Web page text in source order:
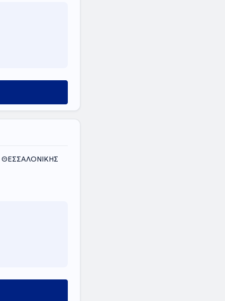
ΘΕΣΣΑΛΟΝΙΚΗΣ